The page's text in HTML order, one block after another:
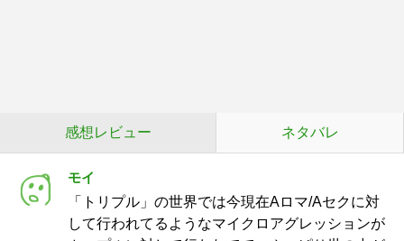
感想レビュー ネタバレ
モイ
「トリプル」の世界では今現在Aロマ/Aセクに対
して行われてるようなマイクロアグレッションが